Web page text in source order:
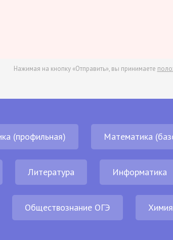
Нажимая на кнопку «Отправить», вы принимаете
(профильная) Математика
Литература Информатика
Обществознание ОГЭ